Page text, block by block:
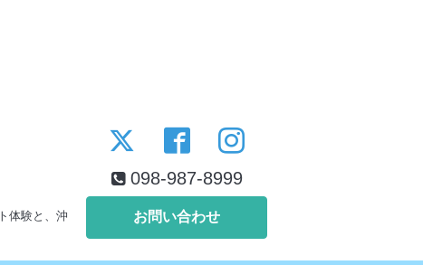
体験と、沖
098-987-8999
お問い合わせ